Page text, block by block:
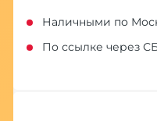
Наличными по
По ссылке через